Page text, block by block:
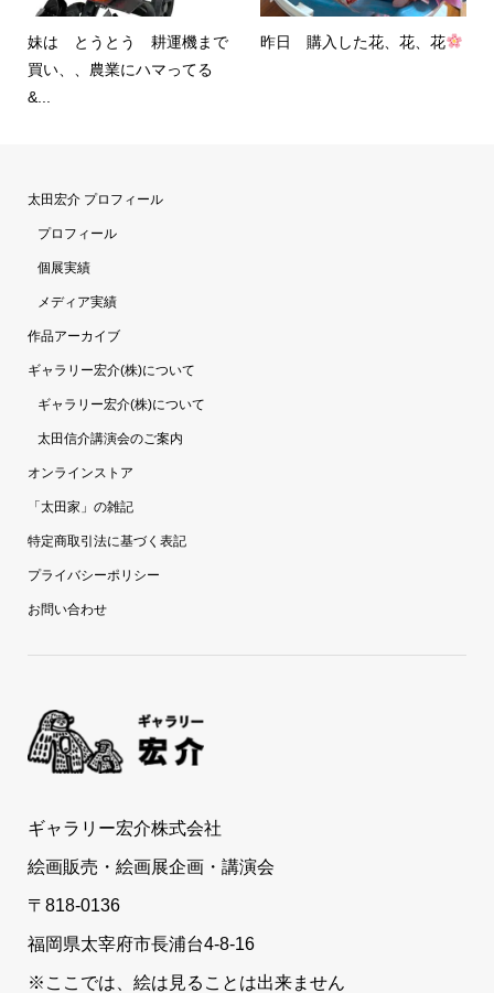
妹は とうとう 耕運機まで
買い、、農業にハマってる
&...
昨日 購入した花、花、花
太田宏介 プロフィール
プロフィール
個展実績
メディア実績
作品アーカイブ
ギャラリー宏介(株)について
ギャラリー宏介(株)について
太田信介講演会のご案内
オンラインストア
「太田家」の雑記
特定商取引法に基づく表記
プライバシーポリシー
お問い合わせ
ギャラリー宏介株式会社
絵画販売・絵画展企画・講演会
〒818-0136
福岡県太宰府市長浦台4-8-16
※ここでは、絵は見ることは出来ません